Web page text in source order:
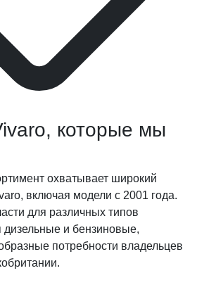
которые мы
охватывает широкий
включая модели с 2001 года.
для различных типов
дизельные и бензиновые,
потребности владельцев